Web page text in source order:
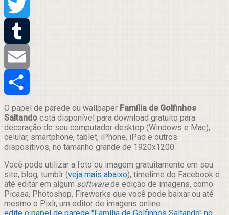
Pinterest
Twitter
Tumblr
Email
Compartilhar
O papel de parede ou wallpaper Família de Golfinhos
Saltando está disponível para download gratuito para
decoração de seu computador desktop (Windows e Mac),
celular, smartphone, tablet, iPhone, iPad e outros
dispositivos, no tamanho grande de 1920x1200.
Você pode utilizar a foto ou imagem gratuitamente em seu
site, blog, tumblr (veja mais abaixo), timelime do Facebook e
até editar em algum softwarede edição de imagens, como
Picasa, Photoshop, Fireworks que você pode baixar ou até
mesmo o Pixlr, um editor de imagens online: